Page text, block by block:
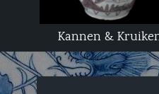
Kannen &